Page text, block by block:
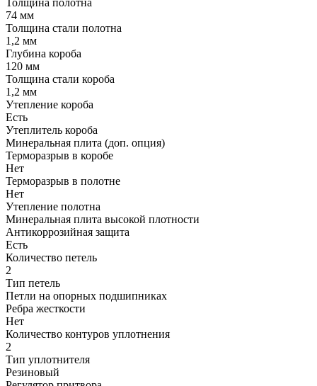
74 мм
Толщина стали полотна
1,2 мм
Глубина короба
120 мм
Толщина стали короба
1,2 мм
Утепление короба
Есть
Утеплитель короба
Минеральная плита (доп. опция)
Терморазрыв в коробе
Нет
Терморазрыв в полотне
Нет
Утепление полотна
Минеральная плита высокой плотности
Антикоррозийная защита
Есть
Количество петель
2
Тип петель
Петли на опорных подшипниках
Ребра жесткости
Нет
Количество контуров уплотнения
2
Тип уплотнителя
Резиновый